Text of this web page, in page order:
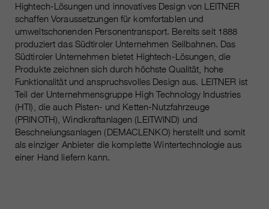
Hightech-Lösungen und innovatives Design von LEITNER
schaffen Voraussetzungen für komfortablen und
umweltschonenden Personentransport. Bereits seit 1888
produziert das Südtiroler Unternehmen Seilbahnen. Das
Südtiroler Unternehmen bietet Hightech-Lösungen, die
Produkte zeichnen sich durch höchste Qualität, hohe
Funktionalität und anspruchsvolles Design aus. LEITNER ist
Teil der Unternehmensgruppe High Technology Industries
(HTI), die auch Pisten- und Ketten-Nutzfahrzeuge
(PRINOTH), Windkraftanlagen (LEITWIND) und
Beschneiungsanlagen (DEMACLENKO) herstellt und somit
als einziger Anbieter die komplette Wintertechnologie aus
einer Hand liefern kann.